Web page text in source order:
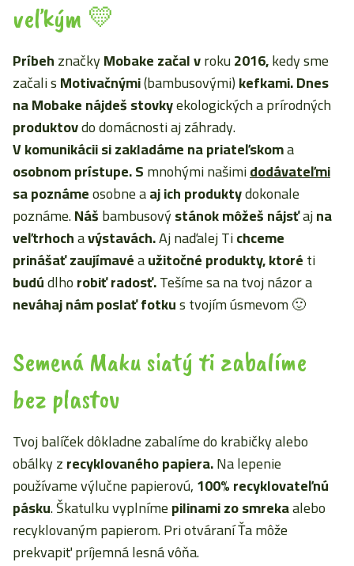
veľkým 💛
PríbehznačkyMobake začalvroku2016,kedy sme
začali sMotivačnými(bambusovými)kefkami. Dnes
na Mobake nájdeš stovkyekologických a prírodných
produktovdo domácnosti aj záhrady.
V komunikáciisi zakladámena priateľskoma
osobnom prístupe. Smnohými našimidodávateľmi
sa poznámeosobne aaj ich produktydokonale
poznáme.Nášbambusovýstánok môžeš nájsťajna
veľtrhochavýstavách.Aj naďalej Tichceme
prinášaťzaujímavéaužitočné produkty, ktoréti
budúdlhorobiť radosť.Tešíme sa na tvoj názor a
neváhaj nám poslať fotkus tvojím úsmevom 🙂
Semená Maku siatý ti zabalíme
bez plastov
Tvoj balíček dôkladne zabalíme do krabičky alebo
obálky zrecyklovaného papiera.Na lepenie
používame výlučne papierovú,100% recyklovateľnú
pásku. Škatulku vyplnímepilinami zo smrekaalebo
recyklovaným papierom. Pri otváraní Ťa môže
prekvapiť príjemná lesná vôňa.